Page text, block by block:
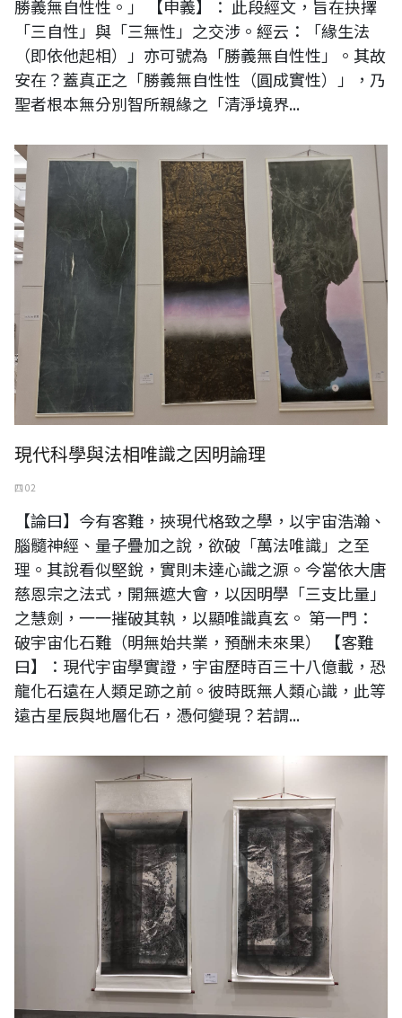
勝義無自性性。」 【申義】： 此段經文，旨在抉擇
「三自性」與「三無性」之交涉。經云：「緣生法
（即依他起相）」亦可號為「勝義無自性性」。其故
安在？蓋真正之「勝義無自性性（圓成實性）」，乃
聖者根本無分別智所親緣之「清淨境界...
現代科學與法相唯識之因明論理
四 02
【論曰】今有客難，挾現代格致之學，以宇宙浩瀚、
腦髓神經、量子疊加之說，欲破「萬法唯識」之至
理。其說看似堅銳，實則未達心識之源。今當依大唐
慈恩宗之法式，開無遮大會，以因明學「三支比量」
之慧劍，一一摧破其執，以顯唯識真玄。 第一門：
破宇宙化石難（明無始共業，預酬未來果） 【客難
曰】：現代宇宙學實證，宇宙歷時百三十八億載，恐
龍化石遠在人類足跡之前。彼時既無人類心識，此等
遠古星辰與地層化石，憑何變現？若謂...